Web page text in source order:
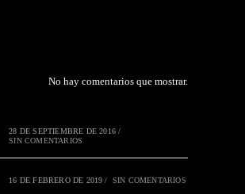
No hay comentarios que mostrar.
28 DE SEPTIEMBRE DE 2016 /
SIN COMENTARIOS
16 DE FEBRERO DE 2019 / SIN COMENTARIOS